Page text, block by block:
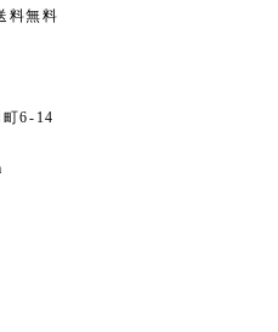
料無料
6-14